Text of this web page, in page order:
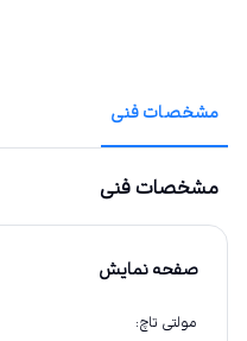
مشخصات فنی
مشخصات فنی
صفحه نمایش
مولتی تاچ: